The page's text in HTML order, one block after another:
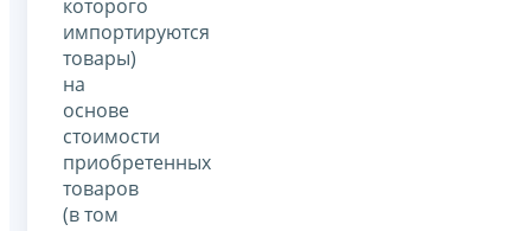
которого
импортируются
товары)
на
основе
стоимости
приобретенных
товаров
(в том